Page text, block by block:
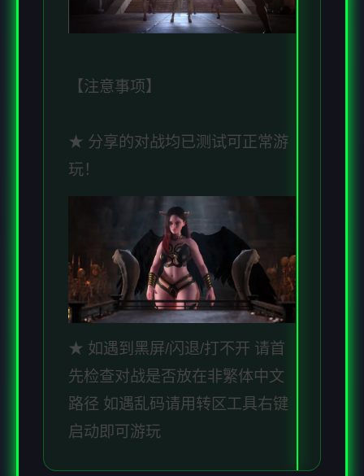
【注意事项】
★ 分享的对战均已测试可正常游
玩！
★ 如遇到黑屏/闪退/打不开 请首
先检查对战是否放在非繁体中文
路径 如遇乱码请用转区工具右键
启动即可游玩